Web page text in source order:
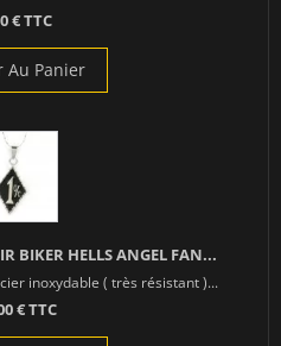
€ TTC
Au Panier
BIKER HELLS ANGEL FAN...
inoxydable ( très résistant )...
€ TTC